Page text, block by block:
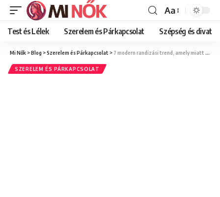
Font
Resizer
Aa
Test és Lélek Szerelem és Párkapcsolat Szépség és divat
Mi Nők >Blog >Szerelem és Párkapcsolat > 7 modern randizási trend, amely miatt a kapcsolatok zavarosabbak, mint kellene
SZERELEM ÉS PÁRKAPCSOLAT